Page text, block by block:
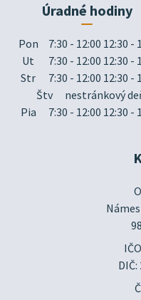
Úradné hodiny
Pon
7:30 - 12:00 12:30 -
Ut
7:30 - 12:00 12:30 -
Str
7:30 - 12:00 12:30 -
Štv
nestránkový
Pia
7:30 - 12:00 12:30 -
DIČ: